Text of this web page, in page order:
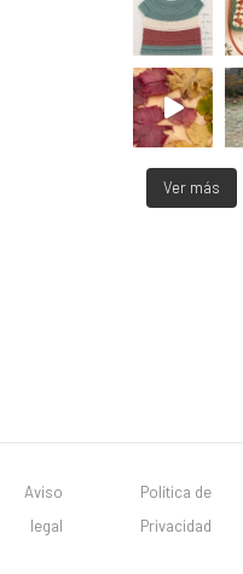
Ver más
Aviso
legal
Política de
Privacidad